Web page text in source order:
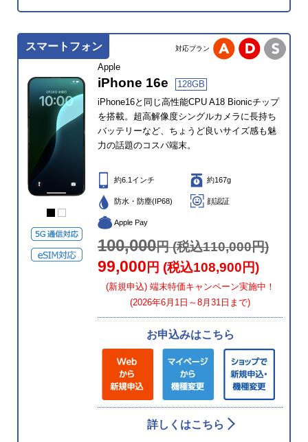
スマートフォン 対応プラン
Apple
iPhone 16e
128GB
iPhone16と同じ高性能CPU A18 Bionicチップ
を搭載。超高解像度シングルカメラに長持ち
バッテリーなど、ちょうど良いサイズ感も魅
力の話題のコスパ端末。
約6.1インチ 約167g
防水・防塵(IP68) 顔認証
Apple Pay
100,000円 (税込110,000円)
99,000 円 (税込108,900円)
(新規申込) 端末特価キャンペーン実施中！
(2026年6月1日～8月31日まで)
お申込みはこちら
詳しくはこちら